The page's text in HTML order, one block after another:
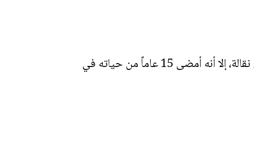
رغم معاناته من مشاكل في القدم والساق أجبرته أحياناً على التنقل محمولاً على نقالة، إلا أنه أمضى 15 عاماً من حياته في